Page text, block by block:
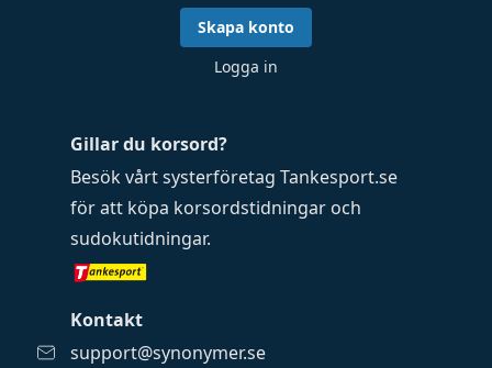
Gillar du korsord?
Besök vårt systerföretag Tankesport.se
för att köpa korsordstidningar och
sudokutidningar.
Kontakt
support@synonymer.se
Skapa konto
Logga in